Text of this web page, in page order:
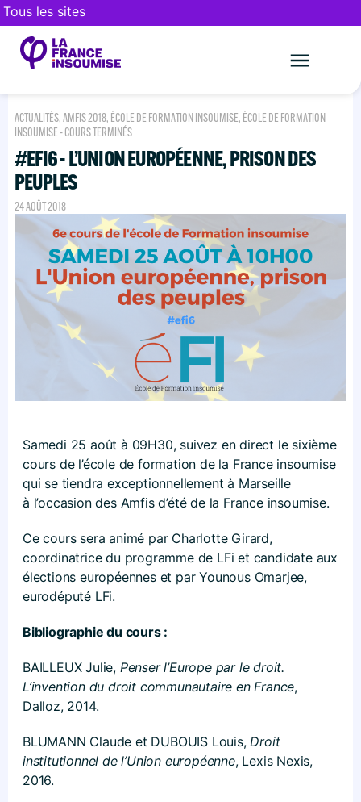
Tous les sites
ACTUALITÉS,AMFIS 2018, ÉCOLE DE FORMATION INSOUMISE, ÉCOLE DE FORMATION
INSOUMISE - COURS TERMINÉS
#EFI6 - L’UNION EUROPÉENNE, PRISON DES
PEUPLES
24 AOÛT 2018
Samedi 25 août à 09H30, suivez en direct le sixième
cours de l’école de formation de la France insoumise
qui se tiendra exceptionnellement à Marseille
à l’occasion des Amfis d’été de la France insoumise.
Ce cours sera animé par Charlotte Girard,
coordinatrice du programme de LFi et candidate aux
élections européennes et par Younous Omarjee,
eurodéputé LFi.
Bibliographie du cours :
BAILLEUX Julie, Penser l’Europe par le droit.
L’invention du droit communautaire en France,
Dalloz, 2014.
BLUMANN Claude et DUBOUIS Louis, Droit
institutionnel de l’Union européenne, Lexis Nexis,
2016.